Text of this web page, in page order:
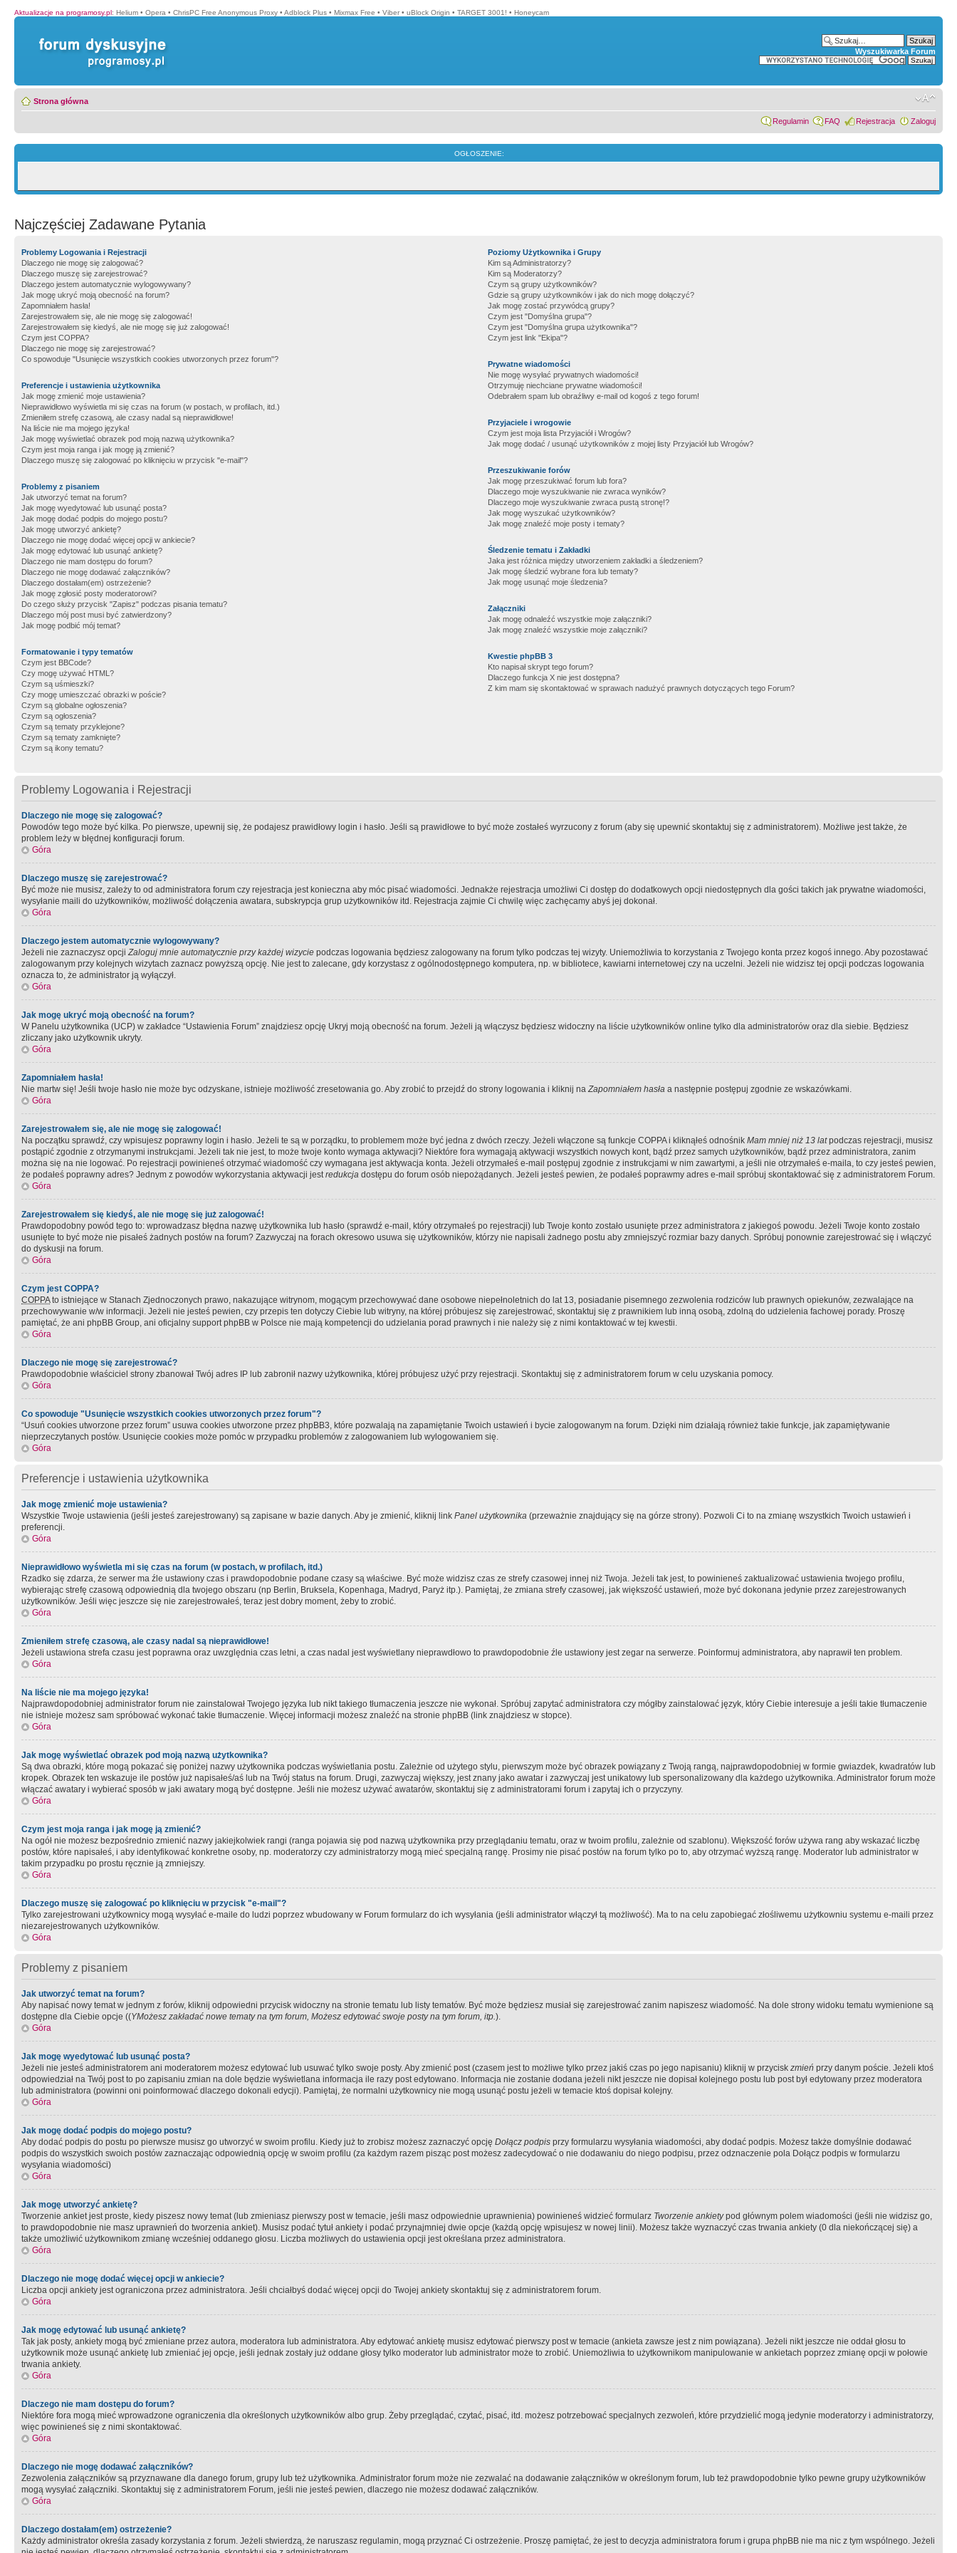
Aktualizacje na programosy.pl: Helium • Opera • ChrisPC Free Anonymous Proxy • Adblock Plus • Mixmax Free • Viber • uBlock Origin • TARGET 3001! • Honeycam
Wyszukiwarka Forum
Strona główna
Regulamin FAQ Rejestracja Zaloguj
OGŁOSZENIE:
Najczęściej Zadawane Pytania
Problemy Logowania i Rejestracji
Dlaczego nie mogę się zalogować?
Dlaczego muszę się zarejestrować?
Dlaczego jestem automatycznie wylogowywany?
Jak mogę ukryć moją obecność na forum?
Zapomniałem hasła!
Zarejestrowałem się, ale nie mogę się zalogować!
Zarejestrowałem się kiedyś, ale nie mogę się już zalogować!
Czym jest COPPA?
Dlaczego nie mogę się zarejestrować?
Co spowoduje "Usunięcie wszystkich cookies utworzonych przez forum"?
Preferencje i ustawienia użytkownika
Jak mogę zmienić moje ustawienia?
Nieprawidłowo wyświetla mi się czas na forum (w postach, w profilach, itd.)
Zmieniłem strefę czasową, ale czasy nadal są nieprawidłowe!
Na liście nie ma mojego języka!
Jak mogę wyświetlać obrazek pod moją nazwą użytkownika?
Czym jest moja ranga i jak mogę ją zmienić?
Dlaczego muszę się zalogować po kliknięciu w przycisk "e-mail"?
Problemy z pisaniem
Jak utworzyć temat na forum?
Jak mogę wyedytować lub usunąć posta?
Jak mogę dodać podpis do mojego postu?
Jak mogę utworzyć ankietę?
Dlaczego nie mogę dodać więcej opcji w ankiecie?
Jak mogę edytować lub usunąć ankietę?
Dlaczego nie mam dostępu do forum?
Dlaczego nie mogę dodawać załączników?
Dlaczego dostałam(em) ostrzeżenie?
Jak mogę zgłosić posty moderatorowi?
Do czego służy przycisk "Zapisz" podczas pisania tematu?
Dlaczego mój post musi być zatwierdzony?
Jak mogę podbić mój temat?
Formatowanie i typy tematów
Czym jest BBCode?
Czy mogę używać HTML?
Czym są uśmieszki?
Czy mogę umieszczać obrazki w poście?
Czym są globalne ogłoszenia?
Czym są ogłoszenia?
Czym są tematy przyklejone?
Czym są tematy zamknięte?
Czym są ikony tematu?
Poziomy Użytkownika i Grupy
Kim są Administratorzy?
Kim są Moderatorzy?
Czym są grupy użytkowników?
Gdzie są grupy użytkowników i jak do nich mogę dołączyć?
Jak mogę zostać przywódcą grupy?
Czym jest "Domyślna grupa"?
Czym jest "Domyślna grupa użytkownika"?
Czym jest link "Ekipa"?
Prywatne wiadomości
Nie mogę wysyłać prywatnych wiadomości!
Otrzymuję niechciane prywatne wiadomości!
Odebrałem spam lub obraźliwy e-mail od kogoś z tego forum!
Przyjaciele i wrogowie
Czym jest moja lista Przyjaciół i Wrogów?
Jak mogę dodać / usunąć użytkowników z mojej listy Przyjaciół lub Wrogów?
Przeszukiwanie forów
Jak mogę przeszukiwać forum lub fora?
Dlaczego moje wyszukiwanie nie zwraca wyników?
Dlaczego moje wyszukiwanie zwraca pustą stronę!?
Jak mogę wyszukać użytkowników?
Jak mogę znaleźć moje posty i tematy?
Śledzenie tematu i Zakładki
Jaka jest różnica między utworzeniem zakładki a śledzeniem?
Jak mogę śledzić wybrane fora lub tematy?
Jak mogę usunąć moje śledzenia?
Załączniki
Jak mogę odnaleźć wszystkie moje załączniki?
Jak mogę znaleźć wszystkie moje załączniki?
Kwestie phpBB 3
Kto napisał skrypt tego forum?
Dlaczego funkcja X nie jest dostępna?
Z kim mam się skontaktować w sprawach nadużyć prawnych dotyczących tego Forum?
Problemy Logowania i Rejestracji
Dlaczego nie mogę się zalogować?
Powodów tego może być kilka. Po pierwsze, upewnij się, że podajesz prawidłowy login i hasło. Jeśli są prawidłowe to być może zostałeś wyrzucony z forum (aby się upewnić skontaktuj się z administratorem). Możliwe jest także, że
problem leży w błędnej konfiguracji forum.
Góra
Dlaczego muszę się zarejestrować?
Być może nie musisz, zależy to od administratora forum czy rejestracja jest konieczna aby móc pisać wiadomości. Jednakże rejestracja umożliwi Ci dostęp do dodatkowych opcji niedostępnych dla gości takich jak prywatne wiadomości,
wysyłanie maili do użytkowników, możliwość dołączenia awatara, subskrypcja grup użytkowników itd. Rejestracja zajmie Ci chwilę więc zachęcamy abyś jej dokonał.
Góra
Dlaczego jestem automatycznie wylogowywany?
Jeżeli nie zaznaczysz opcjiZaloguj mnie automatycznie przy każdej wizycie podczas logowania będziesz zalogowany na forum tylko podczas tej wizyty. Uniemożliwia to korzystania z Twojego konta przez kogoś innego. Aby pozostawać
zalogowanym przy kolejnych wizytach zaznacz powyższą opcję. Nie jest to zalecane, gdy korzystasz z ogólnodostępnego komputera, np. w bibliotece, kawiarni internetowej czy na uczelni. Jeżeli nie widzisz tej opcji podczas logowania
oznacza to, że administrator ją wyłączył.
Góra
Jak mogę ukryć moją obecność na forum?
W Panelu użytkownika (UCP) w zakładce “Ustawienia Forum” znajdziesz opcję Ukryj moją obecność na forum. Jeżeli ją włączysz będziesz widoczny na liście użytkowników online tylko dla administratorów oraz dla siebie. Będziesz
zliczany jako użytkownik ukryty.
Góra
Zapomniałem hasła!
Nie martw się! Jeśli twoje hasło nie może byc odzyskane, istnieje możliwość zresetowania go. Aby zrobić to przejdź do strony logowania i kliknij naZapomniałem hasła a następnie postępuj zgodnie ze wskazówkami.
Góra
Zarejestrowałem się, ale nie mogę się zalogować!
Na początku sprawdź, czy wpisujesz poprawny login i hasło. Jeżeli te są w porządku, to problemem może być jedna z dwóch rzeczy. Jeżeli włączone są funkcje COPPA i kliknąłeś odnośnik Mam mniej niż 13 latpodczas rejestracji, musisz
postąpić zgodnie z otrzymanymi instrukcjami. Jeżeli tak nie jest, to może twoje konto wymaga aktywacji? Niektóre fora wymagają aktywacji wszystkich nowych kont, bądź przez samych użytkowników, bądź przez administratora, zanim
można się na nie logować. Po rejestracji powinieneś otrzymać wiadomość czy wymagana jest aktywacja konta. Jeżeli otrzymałeś e-mail postępuj zgodnie z instrukcjami w nim zawartymi, a jeśli nie otrzymałeś e-maila, to czy jesteś pewien,
że podałeś poprawny adres? Jednym z powodów wykorzystania aktywacji jestredukcja dostępu do forum osób niepożądanych. Jeżeli jesteś pewien, że podałeś poprawmy adres e-mail spróbuj skontaktować się z administratorem Forum.
Góra
Zarejestrowałem się kiedyś, ale nie mogę się już zalogować!
Prawdopodobny powód tego to: wprowadzasz błędna nazwę użytkownika lub hasło (sprawdź e-mail, który otrzymałeś po rejestracji) lub Twoje konto zostało usunięte przez administratora z jakiegoś powodu. Jeżeli Twoje konto zostało
usunięte to być może nie pisałeś żadnych postów na forum? Zazwyczaj na forach okresowo usuwa się użytkowników, którzy nie napisali żadnego postu aby zmniejszyć rozmiar bazy danych. Spróbuj ponownie zarejestrować się i włączyć
do dyskusji na forum.
Góra
Czym jest COPPA?
COPPAto istniejące w Stanach Zjednoczonych prawo, nakazujące witrynom, mogącym przechowywać dane osobowe niepełnoletnich do lat 13, posiadanie pisemnego zezwolenia rodziców lub prawnych opiekunów, zezwalające na
przechowywanie w/w informacji. Jeżeli nie jesteś pewien, czy przepis ten dotyczy Ciebie lub witryny, na której próbujesz się zarejestrować, skontaktuj się z prawnikiem lub inną osobą, zdolną do udzielenia fachowej porady. Proszę
pamiętać, że ani phpBB Group, ani oficjalny support phpBB w Polsce nie mają kompetencji do udzielania porad prawnych i nie należy się z nimi kontaktować w tej kwestii.
Góra
Dlaczego nie mogę się zarejestrować?
Prawdopodobnie właściciel strony zbanował Twój adres IP lub zabronił nazwy użytkownika, której próbujesz użyć przy rejestracji. Skontaktuj się z administratorem forum w celu uzyskania pomocy.
Góra
Co spowoduje "Usunięcie wszystkich cookies utworzonych przez forum"?
“Usuń cookies utworzone przez forum” usuwa cookies utworzone przez phpBB3, które pozwalają na zapamiętanie Twoich ustawień i bycie zalogowanym na forum. Dzięki nim działają również takie funkcje, jak zapamiętywanie
nieprzeczytanych postów. Usunięcie cookies może pomóc w przypadku problemów z zalogowaniem lub wylogowaniem się.
Góra
Preferencje i ustawienia użytkownika
Jak mogę zmienić moje ustawienia?
Wszystkie Twoje ustawienia (jeśli jesteś zarejestrowany) są zapisane w bazie danych. Aby je zmienić, kliknij link Panel użytkownika (przeważnie znajdujący się na górze strony). Pozwoli Ci to na zmianę wszystkich Twoich ustawień i
preferencji.
Góra
Nieprawidłowo wyświetla mi się czas na forum (w postach, w profilach, itd.)
Rzadko się zdarza, że serwer ma źle ustawiony czas i prawdopodobnie podane czasy są właściwe. Być może widzisz czas ze strefy czasowej innej niż Twoja. Jeżeli tak jest, to powinieneś zaktualizować ustawienia twojego profilu,
wybierając strefę czasową odpowiednią dla twojego obszaru (np Berlin, Bruksela, Kopenhaga, Madryd, Paryż itp.). Pamiętaj, że zmiana strefy czasowej, jak większość ustawień, może być dokonana jedynie przez zarejestrowanych
użytkowników. Jeśli więc jeszcze się nie zarejestrowałeś, teraz jest dobry moment, żeby to zrobić.
Góra
Zmieniłem strefę czasową, ale czasy nadal są nieprawidłowe!
Jeżeli ustawiona strefa czasu jest poprawna oraz uwzględnia czas letni, a czas nadal jest wyświetlany nieprawdłowo to prawdopodobnie źle ustawiony jest zegar na serwerze. Poinformuj administratora, aby naprawił ten problem.
Góra
Na liście nie ma mojego języka!
Najprawdopodobniej administrator forum nie zainstalował Twojego języka lub nikt takiego tłumaczenia jeszcze nie wykonał. Spróbuj zapytać administratora czy mógłby zainstalować język, który Ciebie interesuje a jeśli takie tłumaczenie
nie istnieje możesz sam spróbować wykonać takie tłumaczenie. Więcej informacji możesz znaleźć na stronie phpBB (link znajdziesz w stopce).
Góra
Jak mogę wyświetlać obrazek pod moją nazwą użytkownika?
Są dwa obrazki, które mogą pokazać się poniżej nazwy użytkownika podczas wyświetlania postu. Zależnie od użytego stylu, pierwszym może być obrazek powiązany z Twoją rangą, najprawdopodobniej w formie gwiazdek, kwadratów lub
kropek. Obrazek ten wskazuje ile postów już napisałeś/aś lub na Twój status na forum. Drugi, zazwyczaj większy, jest znany jako awatar i zazwyczaj jest unikatowy lub spersonalizowany dla każdego użytkownika. Administrator forum może
włączać awatary i wybierać sposób w jaki awatary mogą być dostępne. Jeśli nie możesz używać awatarów, skontaktuj się z administratorami forum i zapytaj ich o przyczyny.
Góra
Czym jest moja ranga i jak mogę ją zmienić?
Na ogół nie możesz bezpośrednio zmienić nazwy jakiejkolwiek rangi (ranga pojawia się pod nazwą użytkownika przy przeglądaniu tematu, oraz w twoim profilu, zależnie od szablonu). Większość forów używa rang aby wskazać liczbę
postów, które napisałeś, i aby identyfikować konkretne osoby, np. moderatorzy czy administratorzy mogą mieć specjalną rangę. Prosimy nie pisać postów na forum tylko po to, aby otrzymać wyższą rangę. Moderator lub administrator w
takim przypadku po prostu ręcznie ją zmniejszy.
Góra
Dlaczego muszę się zalogować po kliknięciu w przycisk "e-mail"?
Tylko zarejestrowani użytkownicy mogą wysyłać e-maile do ludzi poprzez wbudowany w Forum formularz do ich wysyłania (jeśli administrator włączył tą możliwość). Ma to na celu zapobiegać złośliwemu użytkowniu systemu e-maili przez
niezarejestrowanych użytkowników.
Góra
Problemy z pisaniem
Jak utworzyć temat na forum?
Aby napisać nowy temat w jednym z forów, kliknij odpowiedni przycisk widoczny na stronie tematu lub listy tematów. Być może będziesz musiał się zarejestrować zanim napiszesz wiadomość. Na dole strony widoku tematu wymienione są
dostępne dla Ciebie opcje ((YMożesz zakładać nowe tematy na tym forum, Możesz edytować swoje posty na tym forum, itp.).
Góra
Jak mogę wyedytować lub usunąć posta?
Jeżeli nie jesteś administratorem ani moderatorem możesz edytować lub usuwać tylko swoje posty. Aby zmienić post (czasem jest to możliwe tylko przez jakiś czas po jego napisaniu) kliknij w przycisk zmień przy danym poście. Jeżeli ktoś
odpowiedział na Twój post to po zapisaniu zmian na dole będzie wyświetlana informacja ile razy post edytowano. Informacja nie zostanie dodana jeżeli nikt jeszcze nie dopisał kolejnego postu lub post był edytowany przez moderatora
lub administratora (powinni oni poinformować dlaczego dokonali edycji). Pamiętaj, że normalni użytkownicy nie mogą usunąć postu jeżeli w temacie ktoś dopisał kolejny.
Góra
Jak mogę dodać podpis do mojego postu?
Aby dodać podpis do postu po pierwsze musisz go utworzyć w swoim profilu. Kiedy już to zrobisz możesz zaznaczyć opcję Dołącz podpis przy formularzu wysyłania wiadomości, aby dodać podpis. Możesz także domyślnie dodawać
podpis do wszystkich swoich postów zaznaczając odpowiednią opcję w swoim profilu (za każdym razem pisząc post możesz zadecydować o nie dodawaniu do niego podpisu, przez odznaczenie pola Dołącz podpis w formularzu
wysyłania wiadomości)
Góra
Jak mogę utworzyć ankietę?
Tworzenie ankiet jest proste, kiedy piszesz nowy temat (lub zmieniasz pierwszy post w temacie, jeśli masz odpowiednie uprawnienia) powinieneś widzieć formularz Tworzenie ankietypod głównym polem wiadomości (jeśli nie widzisz go,
to prawdopodobnie nie masz uprawnień do tworzenia ankiet). Musisz podać tytuł ankiety i podać przynajmniej dwie opcje (każdą opcję wpisujesz w nowej linii). Możesz także wyznaczyć czas trwania ankiety (0 dla niekończącej się) a
także umożliwić użytkownikom zmianę wcześniej oddanego głosu. Liczba możliwych do ustawienia opcji jest określana przez administratora.
Góra
Dlaczego nie mogę dodać więcej opcji w ankiecie?
Liczba opcji ankiety jest ograniczona przez administratora. Jeśli chciałbyś dodać więcej opcji do Twojej ankiety skontaktuj się z administratorem forum.
Góra
Jak mogę edytować lub usunąć ankietę?
Tak jak posty, ankiety mogą być zmieniane przez autora, moderatora lub administratora. Aby edytować ankietę musisz edytować pierwszy post w temacie (ankieta zawsze jest z nim powiązana). Jeżeli nikt jeszcze nie oddał głosu to
użytkownik może usunąć ankietę lub zmieniać jej opcje, jeśli jednak zostały już oddane głosy tylko moderator lub administrator może to zrobić. Uniemożliwia to użytkownikom manipulowanie w ankietach poprzez zmianę opcji w połowie
trwania ankiety.
Góra
Dlaczego nie mam dostępu do forum?
Niektóre fora mogą mieć wprowadzone ograniczenia dla określonych użytkowników albo grup. Żeby przeglądać, czytać, pisać, itd. możesz potrzebować specjalnych zezwoleń, które przydzielić mogą jedynie moderatorzy i administratorzy,
więc powinieneś się z nimi skontaktować.
Góra
Dlaczego nie mogę dodawać załączników?
Zezwolenia załączników są przyznawane dla danego forum, grupy lub też użytkownika. Administrator forum może nie zezwalać na dodawanie załączników w określonym forum, lub też prawdopodobnie tylko pewne grupy użytkowników
mogą wysyłać załączniki. Skontaktuj się z administratorem Forum, jeśli nie jesteś pewien, dlaczego nie możesz dodawać załączników.
Góra
Dlaczego dostałam(em) ostrzeżenie?
Każdy administrator określa zasady korzystania z forum. Jeżeli stwierdzą, że naruszasz regulamin, mogą przyznać Ci ostrzeżenie. Proszę pamiętać, że jest to decyzja administratora forum i grupa phpBB nie ma nic z tym wspólnego. Jeżeli